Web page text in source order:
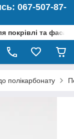
067-507-87-
покрівлі та
полікарбонату